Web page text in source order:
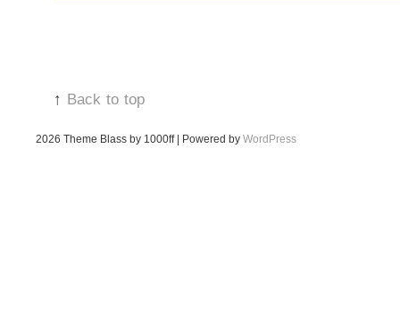
↑ Back to top
2026 Theme Blass by 1000ff | Powered by WordPress